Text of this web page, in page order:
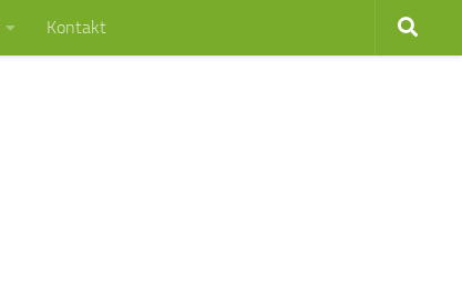
Kontakt